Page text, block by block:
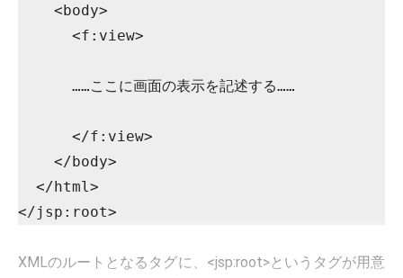
<body>
<f:view>
……ここに画面の表示を記述する……
</f:view>
</body>
</html>
</jsp:root>
XMLのルートとなるタグに、<jsp:root>というタグが用意